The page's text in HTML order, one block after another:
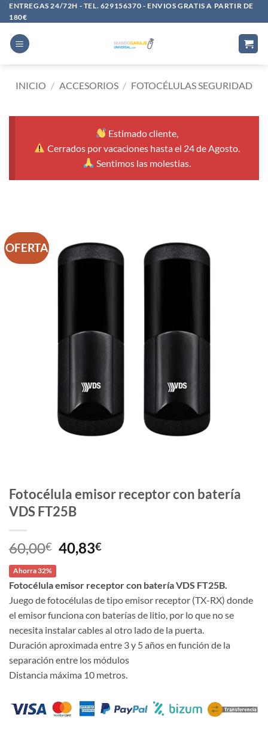
Saltar
al
contenido
ENTREGAS 24/72H - TEL. 629156370 - ENVIOS GRATIS A PARTIR DE
180€
INICIO / ACCESORIOS / FOTOCÉLULAS SEGURIDAD
Estimado cliente,
Cerrados por vacaciones hasta el 24 de Agosto.
Sentimos las molestias.
OFERTA
Fotocélula emisor receptor con batería
VDS FT25B
60,00€ El
precio
era:
60,00€.
40,83€El
es:
40,83€.
Ahorra 32%
Fotocélula emisor receptor con batería VDS FT25B.
Juego de fotocélulas de tipo emisor receptor (TX-RX) donde
el emisor funciona con baterías de litio, por lo que no se
necesita instalar cables al otro lado de la puerta.
Duración aproximada entre 3 y 5 años en función de la
separación entre los módulos
Distancia máxima 10 metros.